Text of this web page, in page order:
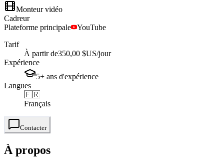
Monteur vidéo
Cadreur
Plateforme principale
YouTube
Tarif
À partir de350,00 $US/jour
Expérience
5+ ans d'expérience
Langues
🇫🇷
Français
Contacter
À propos